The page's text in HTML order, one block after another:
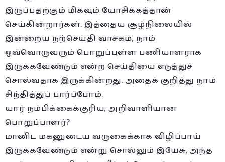
இருப்பதற்கும் மிகவும் யோசிக்கத்தான்
செய்கின்றார்கள். இத்தைய சூழ்நிலையில்
இன்றைய நற்செய்தி வாசகம், நாம்
ஒவ்வொருவரும் பொறுப்புள்ள பணியாளராக
இருக்கவேண்டும் என்ற செய்தியை எடுத்துச்
சொல்வதாக இருக்கின்றது. அதைக் குறித்து நாம்
சிந்தித்துப் பார்ப்போம்.
யார் நம்பிக்கைக்குரிய, அறிவாளியான
பொறுப்பாளர்?
மானிட மகனுடைய வருகைக்காக விழிப்பாய்
இருக்கவேண்டும் என்று சொல்லும் இயேசு, அந்த